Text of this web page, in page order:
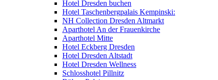
Hotel Dresden buchen
Hotel Taschenbergpalais Kempinski:
NH Collection Dresden Altmarkt
Aparthotel An der Frauenkirche
Aparthotel Mitte
Hotel Eckberg Dresden
Hotel Dresden Altstadt
Hotel Dresden Wellness
Schlosshotel Pillnitz